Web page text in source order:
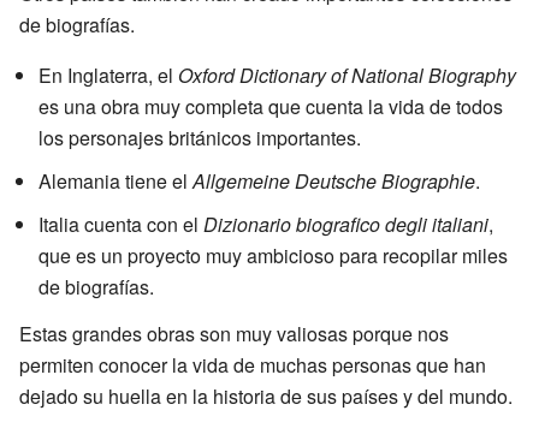
de biografías.
En Inglaterra, el Oxford Dictionary of National Biography
es una obra muy completa que cuenta la vida de todos
los personajes británicos importantes.
Alemania tiene el Allgemeine Deutsche Biographie.
Italia cuenta con el Dizionario biografico degli italiani,
que es un proyecto muy ambicioso para recopilar miles
de biografías.
Estas grandes obras son muy valiosas porque nos
permiten conocer la vida de muchas personas que han
dejado su huella en la historia de sus países y del mundo.